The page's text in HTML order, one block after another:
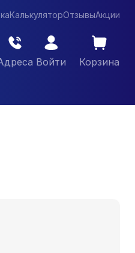
КалькуляторОтзывыАкции
Войти Корзина